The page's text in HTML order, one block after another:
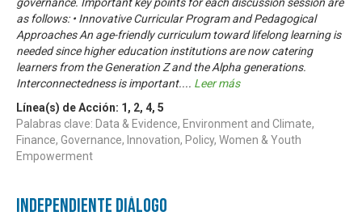
as follows: • Innovative Curricular Program and Pedagogical
Approaches An age-friendly curriculum toward lifelong learning is
needed since higher education institutions are now catering
learners from the Generation Z and the Alpha generations.
Interconnectedness is important.... Leer más
Línea(s) de Acción: 1 , 2, 4, 5
Palabras clave: Data & Evidence, Environment and Climate,
Finance, Governance, Innovation, Policy, Women & Youth
Empowerment
Independiente Diálogo